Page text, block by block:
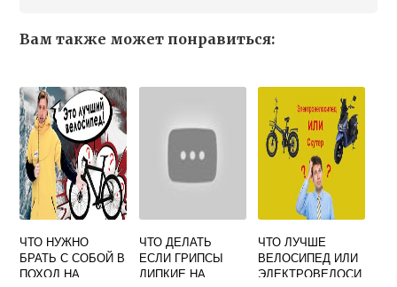
Вам также может понравиться:
ЧТО НУЖНО
БРАТЬ С СОБОЙ В
ПОХОД НА
ЧТО ДЕЛАТЬ
ЕСЛИ ГРИПСЫ
ЛИПКИЕ НА
ЧТО ЛУЧШЕ
ВЕЛОСИПЕД ИЛИ
ЭЛЕКТРОВЕЛОСИ